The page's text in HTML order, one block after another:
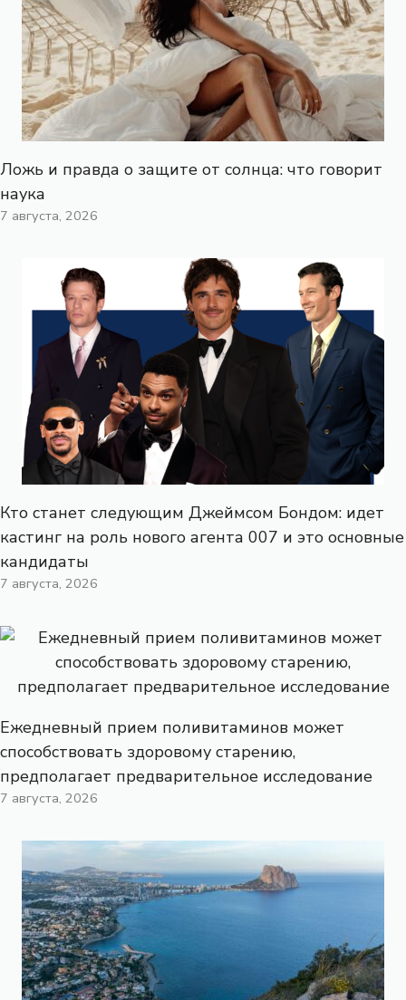
Ложь и правда о защите от солнца: что говорит
наука
7 августа, 2026
Кто станет следующим Джеймсом Бондом: идет
кастинг на роль нового агента 007 и это основные
кандидаты
7 августа, 2026
Ежедневный прием поливитаминов может
способствовать здоровому старению,
предполагает предварительное исследование
7 августа, 2026